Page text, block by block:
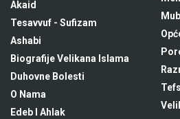
Akaid
Tesavvuf - Sufizam
Ashabi
Biografije Velikana Islama
Duhovne Bolesti
O Nama
Edeb I Ahlak